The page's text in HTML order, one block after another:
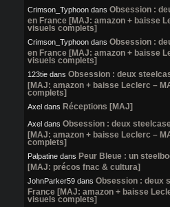
Crimson_Typhoon dans Obsession :
en France [MAJ: amazon + baisse
visuels complets]
Crimson_Typhoon dans Obsession :
en France [MAJ: amazon + baisse
visuels complets]
123tie dans Obsession : deux
[MAJ: amazon + baisse Leclerc –
complets]
Axel dans Réceptions [MAJ]
Axel dans Obsession : deux
[MAJ: amazon + baisse Leclerc –
complets]
Palpatine dans Peur Bleue : un
[MAJ: précos fnac & cultura]
JohnParker59 dans Obsession : deux
France [MAJ: amazon + baisse
visuels complets]